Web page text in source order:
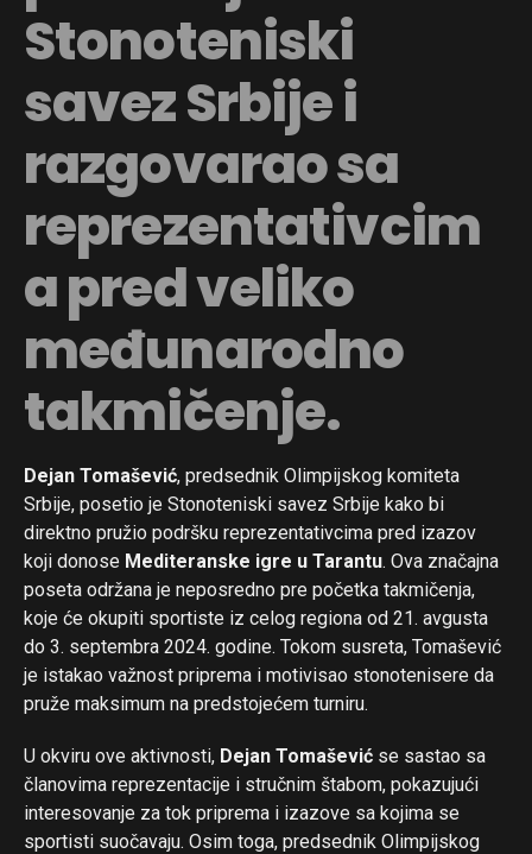
Stonoteniski
savez Srbije i
razgovarao sa
reprezentativcim
a pred veliko
međunarodno
takmičenje.
Dejan Tomašević, predsednik Olimpijskog komiteta
Srbije, posetio je Stonoteniski savez Srbije kako bi
direktno pružio podršku reprezentativcima pred izazov
koji donose Mediteranske igre u Tarantu. Ova značajna
poseta održana je neposredno pre početka takmičenja,
koje će okupiti sportiste iz celog regiona od 21. avgusta
do 3. septembra 2024. godine. Tokom susreta, Tomašević
je istakao važnost priprema i motivisao stonotenisere da
pruže maksimum na predstojećem turniru.
U okviru ove aktivnosti, Dejan Tomašević se sastao sa
članovima reprezentacije i stručnim štabom, pokazujući
interesovanje za tok priprema i izazove sa kojima se
sportisti suočavaju. Osim toga, predsednik Olimpijskog